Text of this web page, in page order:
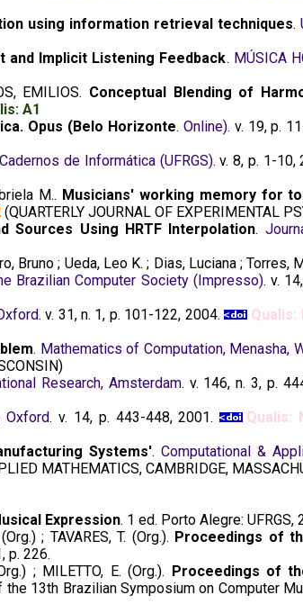
using information retrieval techniques.
and Implicit Listening Feedback. MÚSICA
EMILIOS. Conceptual Blending of
A1
Opus (Belo Horizonte. Online). v. 19, p.
Cadernos de Informática (UFRGS). v. 8, p. 1-
M.. Musicians' working memory for
(QUARTERLY JOURNAL OF EXPERIMENTAL
Sources Using HRTF Interpolation.
; Ueda, Leo K. ; Dias, Luciana ; Torres,
Brazilian Computer Society (Impresso). v.
. v. 31, n. 1, p. 101-122, 2004.
Qualis:
. Mathematics of Computation, Menasha,
Research, Amsterdam. v. 146, n. 3, p.
. v. 14, p. 443-448, 2001.
Qualis:
Systems'. Computational &
MATHEMATICS, CAMBRIDGE,
Expression. 1 ed. Porto Alegre: UFRGS,
; TAVARES, T. (Org.). Proceedings of
p. 226.
; MILETTO, E. (Org.).
Proceedings of
13th Brazilian Symposium on Computer